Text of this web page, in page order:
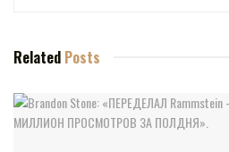
Related Posts